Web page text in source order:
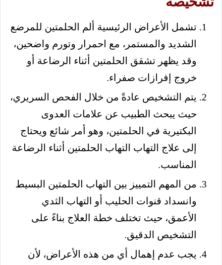
تشمل الأعراض الرئيسية ألم الحلمتين للمرضع
الشديد والمستمر، مع احمرار وتورم واضحين،
وقد يظهر تشقق الحلمتين أثناء الرضاعة أو
خروج إفرازات صفراء.
يتم التشخيص عادةً من خلال الفحص السريري،
حيث يبحث الطبيب عن علامات العدوى
البكتيرية في الحلمتين، وهو أمر شائع ويحتاج
إلى علاج التهاب التهاب الحلمتين أثناء الرضاعة
المناسب.
من المهم التمييز بين التهاب الحلمتين البسيط
وانسداد قنوات الحليب أو التهاب الثدي
الأعمق، حيث تختلف خطة العلاج بناءً على
التشخيص الدقيق.
يجب عدم إهمال أي من هذه الأعراض، لأن